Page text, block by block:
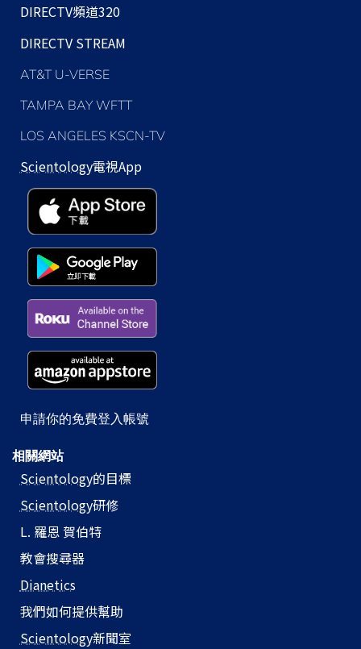
DIRECTV頻道320
DIRECTV STREAM
AT&T U-VERSE
TAMPA BAY WFTT
LOS ANGELES KSCN-TV
Scientology電視App
申請你的免費登入帳號
相關網站
Scientology的目標
Scientology研修
L. 羅恩 賀伯特
教會搜尋器
Dianetics
我們如何提供幫助
Scientology新聞室